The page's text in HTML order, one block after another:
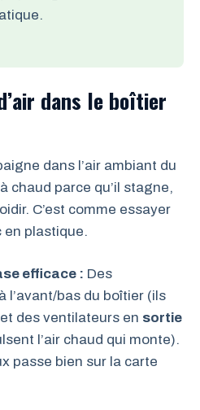
dans le boîtier
dans l’air ambiant du
chaud parce qu’il stagne,
C’est comme essayer
en plastique.
efficace : Des
à l’avant/bas du boîtier (ils
des ventilateurs en sortie
l’air chaud qui monte).
passe bien sur la carte